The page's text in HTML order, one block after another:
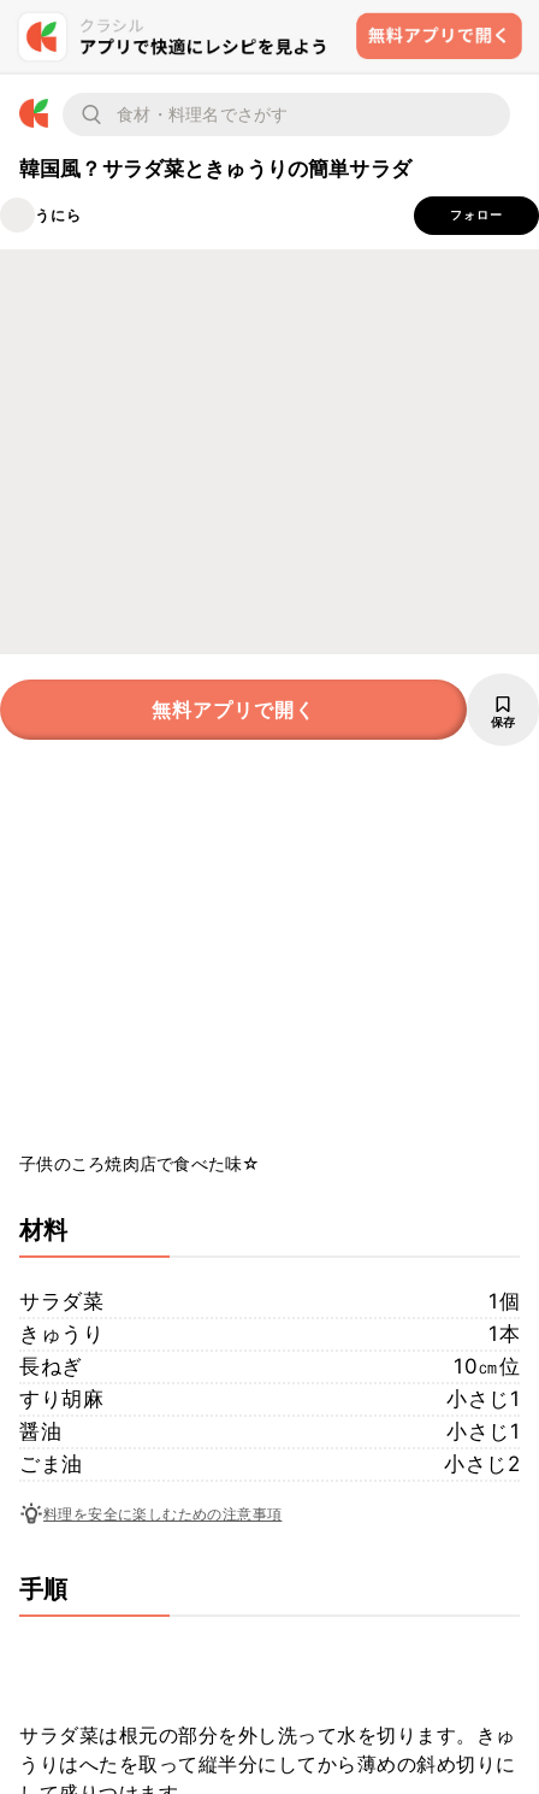
韓国風？サラダ菜ときゅうりの簡単サラダ
うにら フォロー
無料アプリで開く 保存
子供のころ焼肉店で食べた味☆
材料
サラダ菜
1個
きゅうり
1本
長ねぎ
10㎝位
すり胡麻
小さじ1
醤油
小さじ1
ごま油
小さじ2
料理を安全に楽しむための注意事項
手順
サラダ菜は根元の部分を外し洗って水を切ります。きゅ
うりはへたを取って縦半分にしてから薄めの斜め切りに